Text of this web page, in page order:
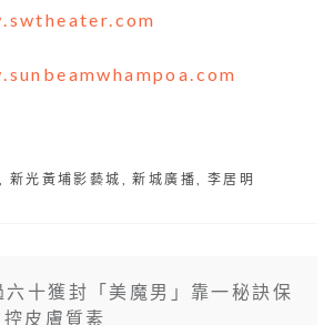
, 新光黃埔影藝城 ,新城廣播, 李居明
六十獲封「美魔男」靠一秘訣保
皮膚質素